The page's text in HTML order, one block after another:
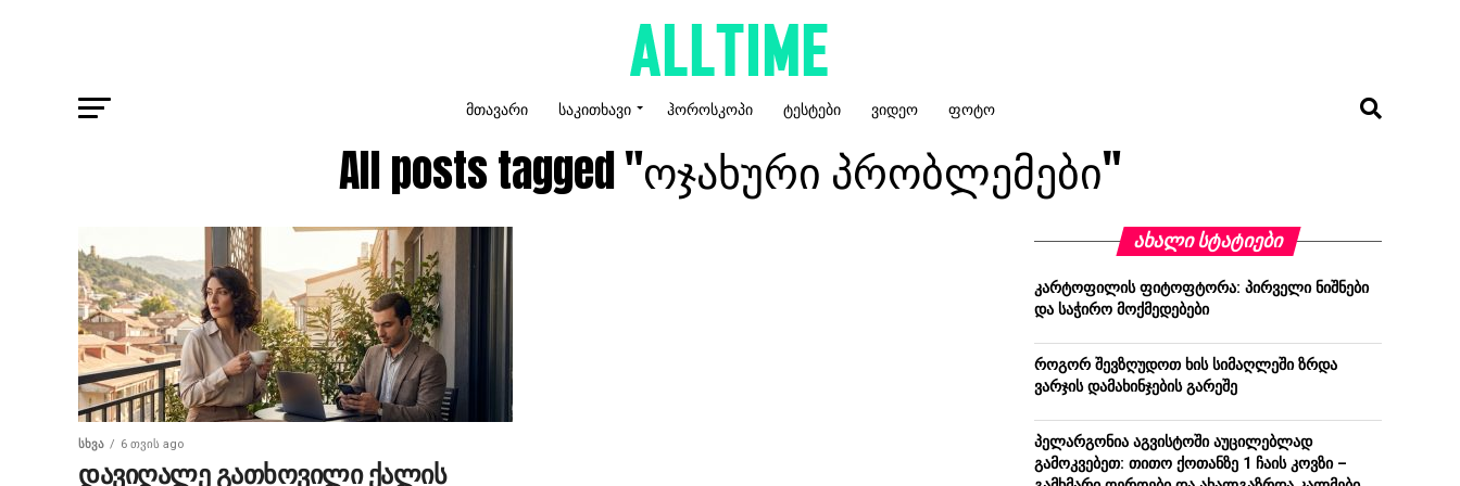
ᲛᲗᲐᲕᲐᲠᲘ ᲡᲐᲙᲘᲗᲮᲐᲕᲘ ᲰᲝᲠᲝᲡᲙᲝᲞᲘ ᲢᲔᲡᲢᲔᲑᲘ ᲕᲘᲓᲔᲝ ᲤᲝᲢᲝ
All posts tagged "ოჯახური პრობლემები"
ᲡᲮᲕᲐ 6 თვის ago
დავიღალე გათხოვილი ქალის
ᲐᲮᲐᲚᲘ ᲡᲢᲐᲢᲘᲔᲑᲘ
კარტოფილის ფიტოფტორა: პირველი ნიშნები
და საჭირო მოქმედებები
როგორ შევზღუდოთ ხის სიმაღლეში ზრდა
ვარჯის დამახინჯების გარეშე
პელარგონია აგვისტოში აუცილებლად
გამოკვებეთ: თითო ქოთანზე 1 ჩაის კოვზი –